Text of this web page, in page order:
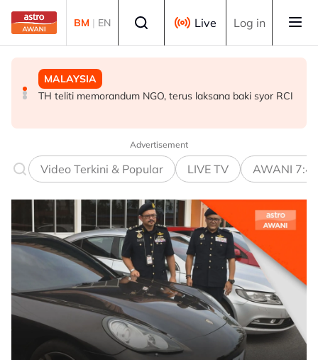
Skip to main content
BM | EN Live Log in
POLITIK
BN cari formula elak perpecahan undi Melayu - Razlan
MALAYSIA
TH teliti memorandum NGO, terus laksana baki syor RCI
BISNES
Ringgit ditutup rendah berbanding dolar AS menjelang
Advertisement
Video Terkini & Popular LIVE TV AWANI